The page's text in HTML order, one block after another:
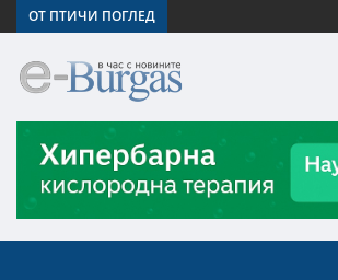
ОТ ПТИЧИ ПОГЛЕД